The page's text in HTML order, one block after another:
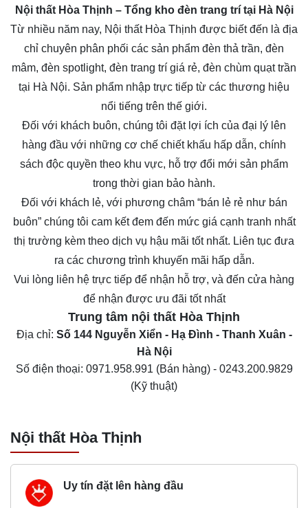
Nội thất Hòa Thịnh – Tổng kho đèn trang trí tại Hà Nội
Từ nhiều năm nay, Nội thất Hòa Thịnh được biết đến là địa
chỉ chuyên phân phối các sản phẩm đèn thả trần, đèn
mâm, đèn spotlight, đèn trang trí giá rẻ, đèn chùm quạt trần
tại Hà Nội. Sản phẩm nhập trực tiếp từ các thương hiệu
nổi tiếng trên thế giới.
Đối với khách buôn, chúng tôi đặt lợi ích của đại lý lên
hàng đầu với những cơ chế chiết khấu hấp dẫn, chính
sách độc quyền theo khu vực, hỗ trợ đổi mới sản phẩm
trong thời gian bảo hành.
Đối với khách lẻ, với phương châm “bán lẻ rẻ như bán
buôn” chúng tôi cam kết đem đến mức giá cạnh tranh nhất
thị trường kèm theo dịch vụ hậu mãi tốt nhất. Liên tục đưa
ra các chương trình khuyến mãi hấp dẫn.
Vui lòng liên hệ trực tiếp để nhận hỗ trợ, và đến cửa hàng
để nhận được ưu đãi tốt nhất
Trung tâm nội thất Hòa Thịnh
Địa chỉ: Số 144 Nguyễn Xiển - Hạ Đình - Thanh Xuân -
Hà Nội
Số điện thoại: 0971.958.991 (Bán hàng) - 0243.200.9829
(Kỹ thuật)
Nội thất Hòa Thịnh
Uy tín đặt lên hàng đầu